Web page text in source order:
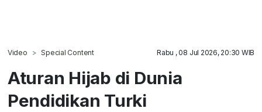
Video Special Content Rabu , 08 Jul 2026, 20:30 WIB
Aturan Hijab di Dunia
Pendidikan Turki